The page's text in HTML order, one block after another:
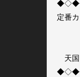
定番
「
「
天国